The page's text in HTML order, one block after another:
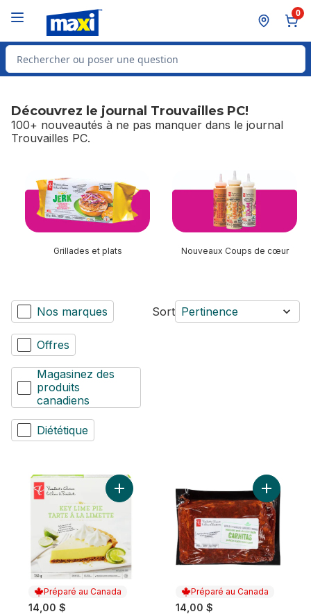
0
Rechercher des produits
Découvrez le journal Trouvailles PC!
100+ nouveautés à ne pas manquer dans le journal
Trouvailles PC.
sauter Découvrez le journal Trouvailles PC!
Grillades et plats Nouveaux Coups de cœur
Nos marques
Offres
Magasinez des
produits
canadiens
Diététique
Sort Pertinence
Préparé au Canada
14,00 $
Ajouter Tarte à la limette au panier
Préparé au Canada
14,00 $
Ajouter